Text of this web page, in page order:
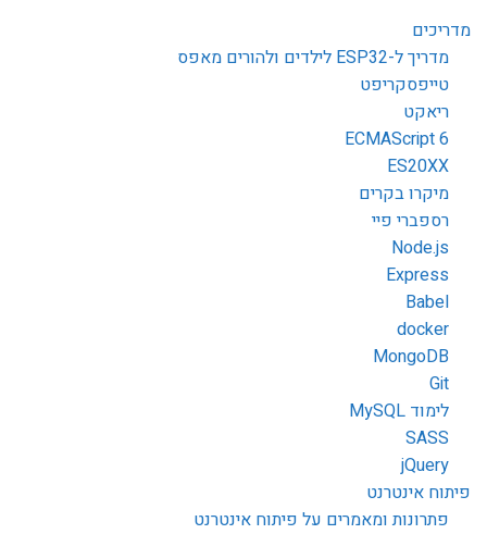
מדריכים
מדריך ל-ESP32 לילדים ולהורים מאפס
טייפסקריפט
ריאקט
ECMAScript 6
ES20XX
מיקרו בקרים
רספברי פיי
Node.js
Express
Babel
docker
MongoDB
Git
לימוד MySQL
SASS
jQuery
פיתוח אינטרנט
פתרונות ומאמרים על פיתוח אינטרנט